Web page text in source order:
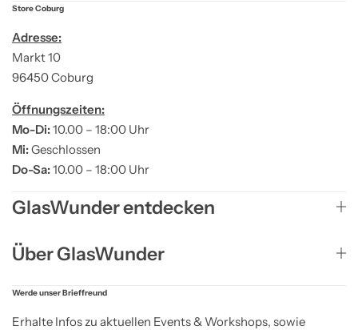
Store Coburg
Adresse:
Markt 10
96450 Coburg
Öffnungszeiten:
Mo-Di:10.00 – 18:00 Uhr
Mi:Geschlossen
Do-Sa:10.00 – 18:00 Uhr
GlasWunder entdecken
Über GlasWunder
Werde unser Brieffreund
Erhalte Infos zu aktuellen Events & Workshops, sowie